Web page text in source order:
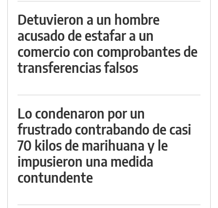
Detuvieron a un hombre
acusado de estafar a un
comercio con comprobantes de
transferencias falsos
Lo condenaron por un
frustrado contrabando de casi
70 kilos de marihuana y le
impusieron una medida
contundente